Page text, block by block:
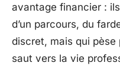
avantage financier :
d’un parcours, du
discret, mais qui pèse
saut vers la vie